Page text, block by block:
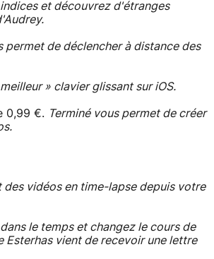
et découvrez d'étranges
permet de déclencher à distance des
» clavier glissant sur iOS.
0,99 €. Terminé vous permet de créer
des vidéos en time-lapse depuis votre
le temps et changez le cours de
Esterhas vient de recevoir une lettre